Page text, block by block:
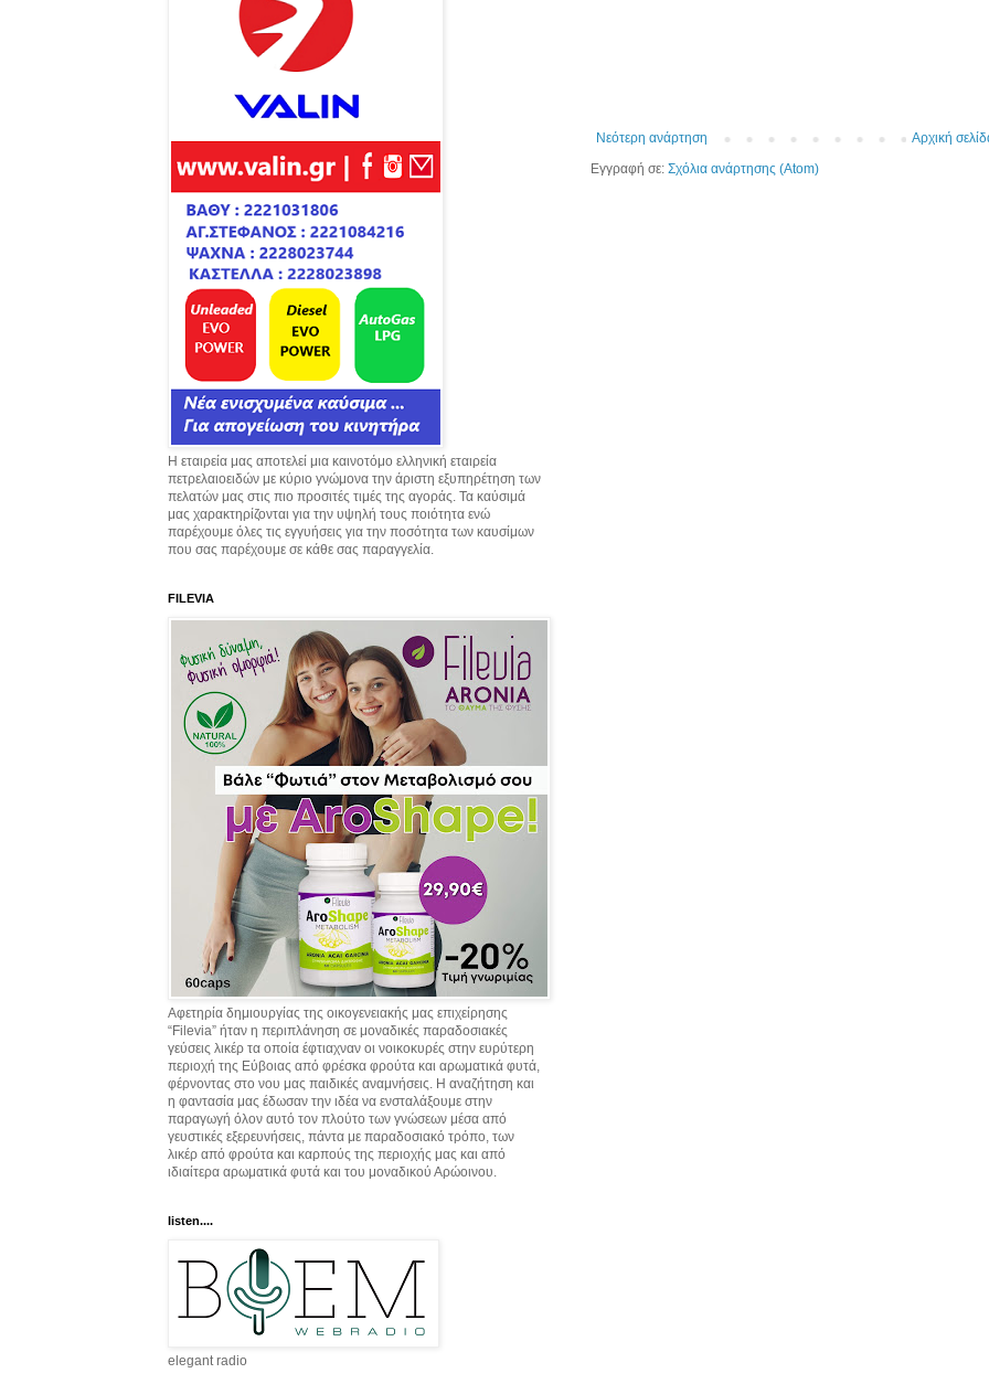
Νεότερη ανάρτηση
Αρχική
Εγγραφή σε: Σχόλια ανάρτησης (Atom)
Η εταιρεία μας αποτελεί μια καινοτόμο ελληνική εταιρεία
πετρελαιοειδών με κύριο γνώμονα την άριστη εξυπηρέτηση των
πελατών μας στις πιο προσιτές τιμές της αγοράς. Τα καύσιμά
μας χαρακτηρίζονται για την υψηλή τους ποιότητα ενώ
παρέχουμε όλες τις εγγυήσεις για την ποσότητα των καυσίμων
που σας παρέχουμε σε κάθε σας παραγγελία.
FILEVIA
Αφετηρία δημιουργίας της οικογενειακής μας επιχείρησης
“Filevia” ήταν η περιπλάνηση σε μοναδικές παραδοσιακές
γεύσεις λικέρ τα οποία έφτιαχναν οι νοικοκυρές στην ευρύτερη
περιοχή της Εύβοιας από φρέσκα φρούτα και αρωματικά φυτά,
φέρνοντας στο νου μας παιδικές αναμνήσεις. Η αναζήτηση και
η φαντασία μας έδωσαν την ιδέα να ενσταλάξουμε στην
παραγωγή όλον αυτό τον πλούτο των γνώσεων μέσα από
γευστικές εξερευνήσεις, πάντα με παραδοσιακό τρόπο, των
λικέρ από φρούτα και καρπούς της περιοχής μας και από
ιδιαίτερα αρωματικά φυτά και του μοναδικού Αρώοινου.
listen....
elegant radio